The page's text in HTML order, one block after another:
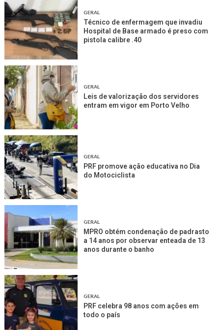
GERAL
Técnico de enfermagem que invadiu
Hospital de Base armado é preso com
pistola calibre .40
GERAL
Leis de valorização dos servidores
entram em vigor em Porto Velho
GERAL
PRF promove ação educativa no Dia
do Motociclista
GERAL
MPRO obtém condenação de padrasto
a 14 anos por observar enteada de 13
anos durante o banho
GERAL
PRF celebra 98 anos com ações em
todo o país